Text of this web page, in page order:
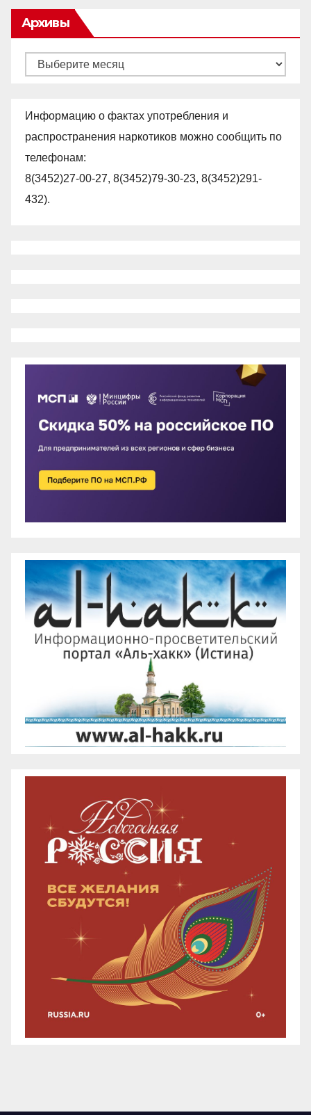
Архивы
Архивы
Информацию о фактах употребления и
распространения наркотиков можно сообщить по
телефонам:
8(3452)27-00-27, 8(3452)79-30-23, 8(3452)291-
432).